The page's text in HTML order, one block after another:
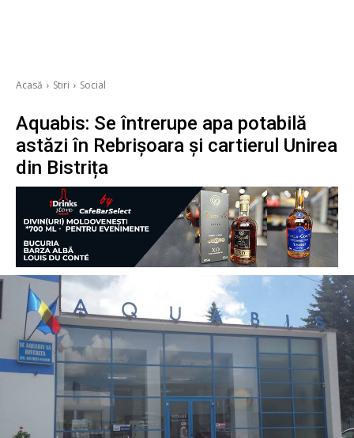
Acasă Stiri Social
Aquabis: Se întrerupe apa potabilă
astăzi în Rebrișoara și cartierul Unirea
din Bistrița